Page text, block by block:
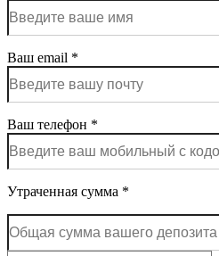
Ваш email *
Ваш телефон *
Утраченная сумма *